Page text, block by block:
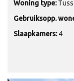
Woning type:
Gebruiksopp.
Slaapkamers: 4